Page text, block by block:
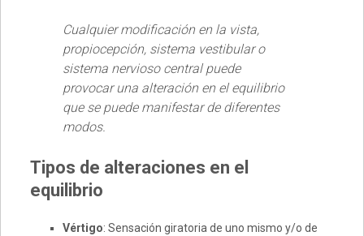
Cualquier modificación en la vista,
propiocepción, sistema vestibular o
sistema nervioso central puede
provocar una alteración en el equilibrio
que se puede manifestar de diferentes
modos.
Tipos de alteraciones en el
equilibrio
Vértigo: Sensación giratoria de uno mismo y/o de